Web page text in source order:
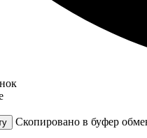
Скопировано в буфер